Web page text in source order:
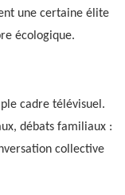
une certaine élite
écologique.
cadre télévisuel.
débats familiaux :
collective